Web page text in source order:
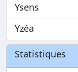
Ysens
Yzéa
Statistiques